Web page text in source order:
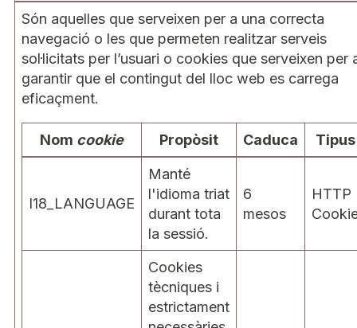
Són aquelles que serveixen per a una correcta
navegació o les que permeten realitzar serveis
sol·licitats per l’usuari o cookies que serveixen per
garantir que el contingut del lloc web es carrega
eficaçment.
Nom cookie Propòsit Caduca Tipus
I18_LANGUAGE
Manté
l'idioma triat
durant tota
la sessió.
6
mesos
HTTP
Cookies
tècniques i
estrictament